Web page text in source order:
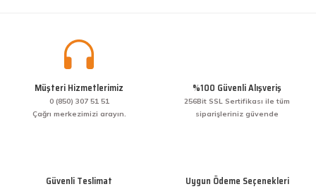
Müşteri Hizmetlerimiz
0 (850) 307 51 51
Çağrı merkezimizi arayın.
%100 Güvenli Alışveriş
256Bit SSL Sertifikası ile tüm
siparişleriniz güvende
Güvenli Teslimat Uygun Ödeme Seçenekleri